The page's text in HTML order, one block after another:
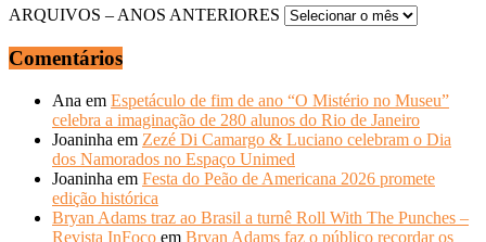
ARQUIVOS – ANOS ANTERIORES
Comentários
Ana em Espetáculo de fim de ano “O Mistério no Museu”
celebra a imaginação de 280 alunos do Rio de Janeiro
Joaninha em Zezé Di Camargo & Luciano celebram o Dia
dos Namorados no Espaço Unimed
Joaninha em Festa do Peão de Americana 2026 promete
edição histórica
Bryan Adams traz ao Brasil a turnê Roll With The Punches –
Revista InFoco em Bryan Adams faz o público recordar os